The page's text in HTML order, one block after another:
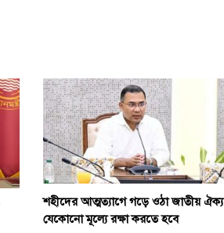
শহীদের আত্মত্যাগে গড়ে ওঠা জাতীয় ঐক্য
যেকোনো মূল্যে রক্ষা করতে হবে